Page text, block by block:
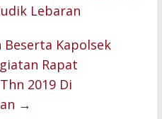
Lebaran
Beserta Kapolsek
Rapat
2019 Di
→